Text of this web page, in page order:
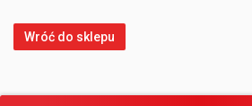
Wróć do sklepu